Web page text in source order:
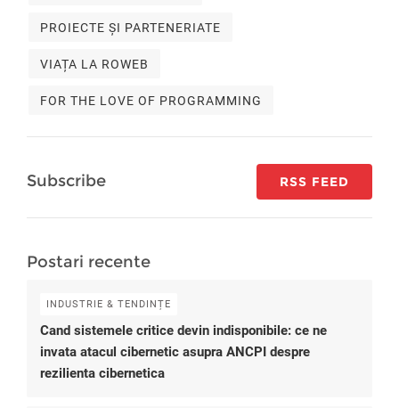
PROIECTE ȘI PARTENERIATE
VIAȚA LA ROWEB
FOR THE LOVE OF PROGRAMMING
Subscribe RSS FEED
Postari recente
INDUSTRIE & TENDINȚE
Cand sistemele critice devin indisponibile: ce ne
invata atacul cibernetic asupra ANCPI despre
rezilienta cibernetica